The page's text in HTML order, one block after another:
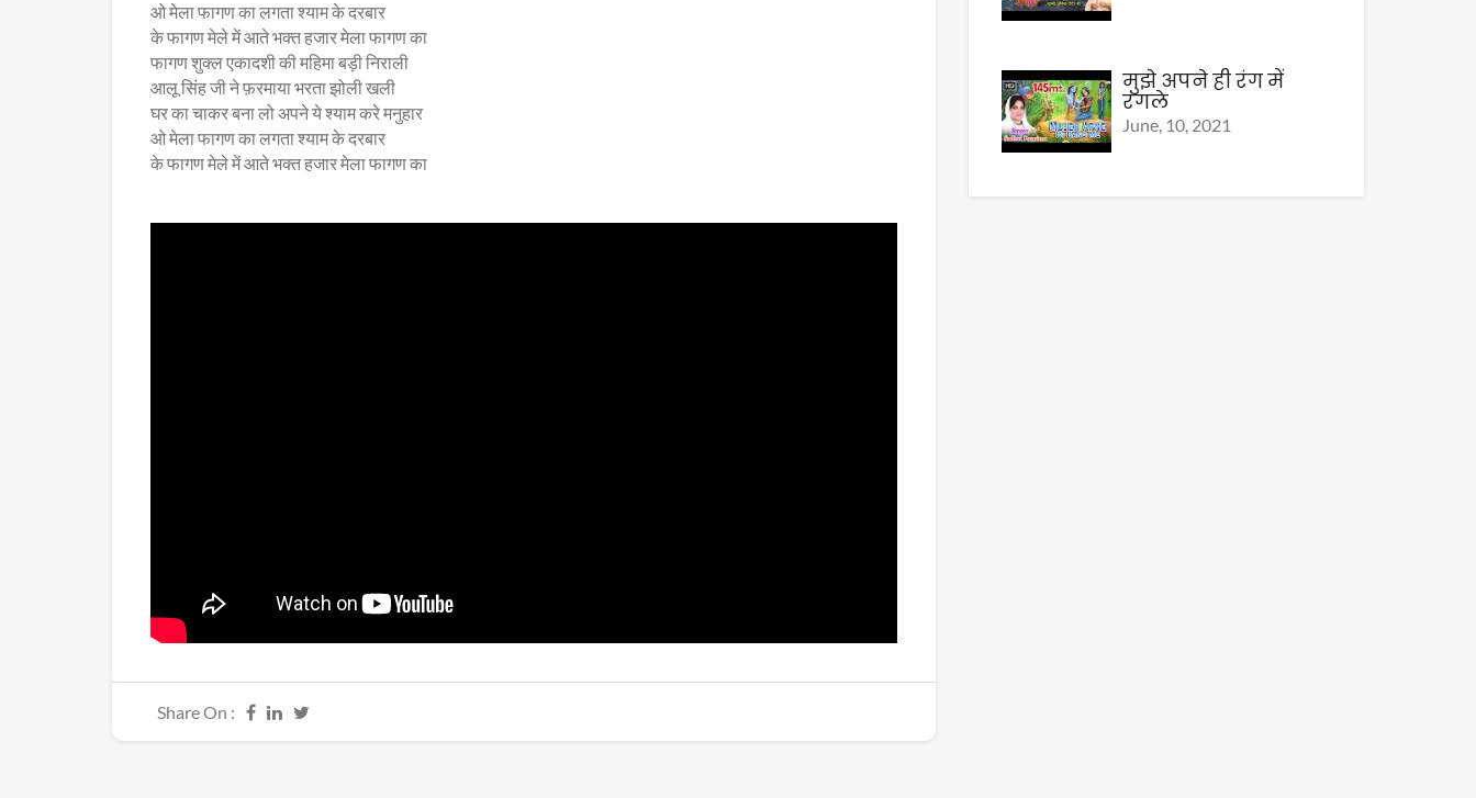
ओ मेला फागण का लगता श्याम के दरबार
के फागण मेले में आते भक्त हजार मेला फागण का
फागण शुक्ल एकादशी की महिमा बड़ी निराली
आलू सिंह जी ने फ़रमाया भरता झोली खली
घर का चाकर बना लो अपने ये श्याम करे मनुहार
ओ मेला फागण का लगता श्याम के दरबार
के फागण मेले में आते भक्त हजार मेला फागण का
Share On :
मुझे अपने ही रंग में
रंगले
June, 10, 2021